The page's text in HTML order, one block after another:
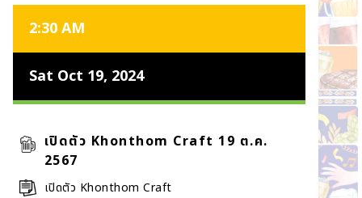
2:30 AM
Sat Oct 19, 2024
เปิดตัว Khonthom Craft 19 ต.ค.
2567
เปิดตัว Khonthom Craft